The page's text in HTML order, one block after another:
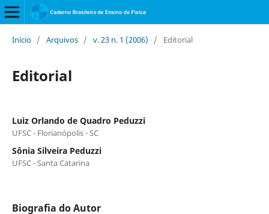
Início / Arquivos / v. 23 n. 1 (2006) / Editorial
Editorial
Luiz Orlando de Quadro Peduzzi
UFSC - Florianópolis - SC
Sônia Silveira Peduzzi
UFSC - Santa Catarina
Biografia do Autor